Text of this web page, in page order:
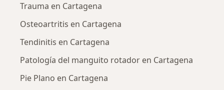
Trauma en Cartagena
Osteoartritis en Cartagena
Tendinitis en Cartagena
Patología del manguito rotador en Cartagena
Pie Plano en Cartagena